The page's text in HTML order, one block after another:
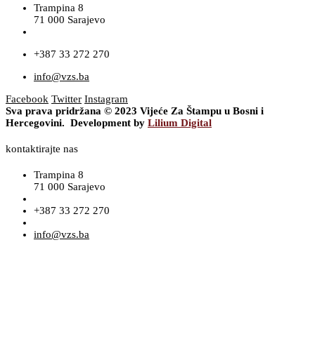
Trampina 8
71 000 Sarajevo
+387 33 272 270
info@vzs.ba
Facebook Twitter Instagram
Sva prava pridržana © 2023 Vijeće Za Štampu u Bosni i
Hercegovini. Development by Lilium Digital
kontaktirajte nas
Trampina 8
71 000 Sarajevo
+387 33 272 270
info@vzs.ba